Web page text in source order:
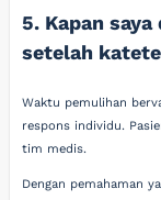
5. Kapan
setelah
Waktu pemulihan
respons individu.
tim medis.
Dengan pemahaman